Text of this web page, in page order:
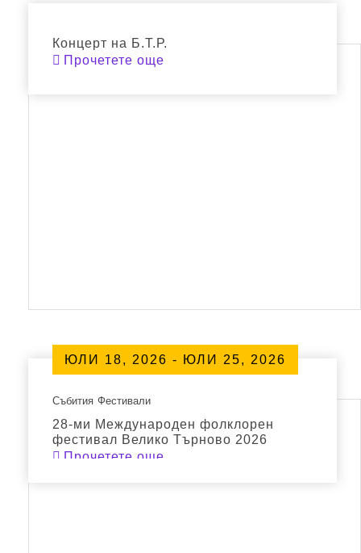
Концерт на Б.Т.Р.
Прочетете още
ЮЛИ 18, 2026 - ЮЛИ 25, 2026
Събития Фестивали
28-ми Международен фолклорен
фестивал Велико Търново 2026
Прочетете още